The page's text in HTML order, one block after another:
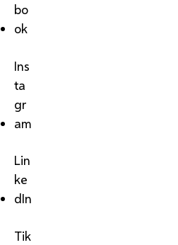
bo
ok
Ins
ta
gr
am
Lin
ke
dIn
Tik